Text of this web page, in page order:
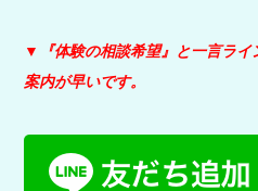
▼『体験の相談希望』と一言ライ
案内が早いです。